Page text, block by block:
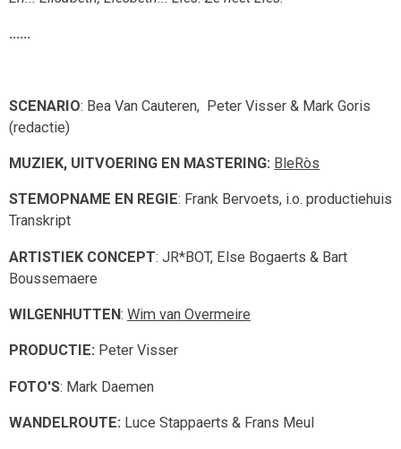
......
SCENARIO: Bea Van Cauteren, Peter Visser & Mark Goris
(redactie)
MUZIEK, UITVOERING EN MASTERING: BleRòs
STEMOPNAME EN REGIE: Frank Bervoets, i.o. productiehuis
Transkript
ARTISTIEK CONCEPT: JR*BOT, Else Bogaerts & Bart
Boussemaere
WILGENHUTTEN: Wim van Overmeire
PRODUCTIE: Peter Visser
FOTO'S: Mark Daemen
WANDELROUTE: Luce Stappaerts & Frans Meul